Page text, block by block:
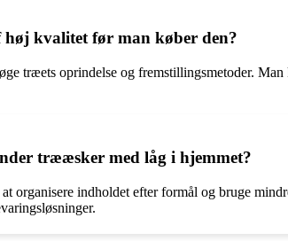
kvalitet før man køber den?
træets oprindelse og fremstillingsmetoder.
trææsker med låg i hjemmet?
indholdet efter formål og bruge